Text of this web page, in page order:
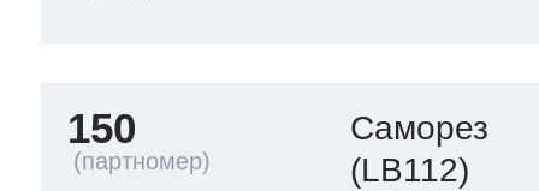
150
Саморез
(LB112)